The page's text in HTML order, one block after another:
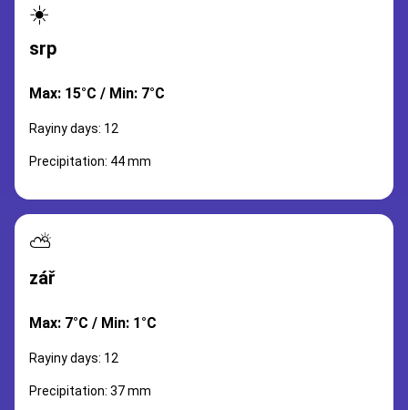
☀️
srp
Max: 15°C / Min: 7°C
Rayiny days: 12
Precipitation: 44 mm
⛅
zář
Max: 7°C / Min: 1°C
Rayiny days: 12
Precipitation: 37 mm